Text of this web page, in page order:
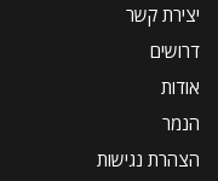
יצירת קשר
דרושים
אודות
הנמר
הצהרת נגישות